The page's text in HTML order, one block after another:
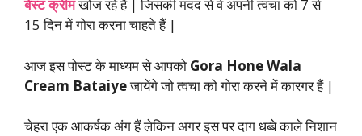
बेस्ट क्रीमखोज रहे हैं | जिसकी मदद से वे अपनी त्वचा को 7 से
15 दिन में गोरा करना चाहते हैं |
आज इस पोस्ट के माध्यम से आपको Gora Hone Wala
Cream Bataiyeजायेंगे जो त्वचा को गोरा करने में कारगर हैं |
चेहरा एक आकर्षक अंग हैं लेकिन अगर इस पर दाग धब्बे काले निशान